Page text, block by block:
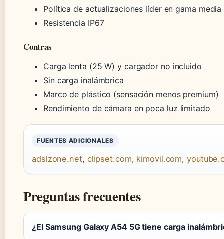
Política de actualizaciones líder en gama media
Resistencia IP67
Contras
Carga lenta (25 W) y cargador no incluido
Sin carga inalámbrica
Marco de plástico (sensación menos premium)
Rendimiento de cámara en poca luz limitado
FUENTES ADICIONALES
adslzone.net, clipset.com, kimovil.com,
Preguntas frecuentes
¿El Samsung Galaxy A54 5G tiene carga